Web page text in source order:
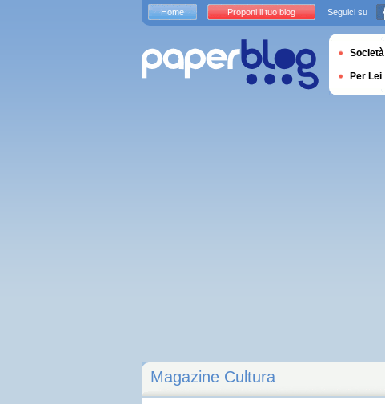
Magazine Cultura
Home Proponi il tuo blog Seguici su
Società
Per Lei